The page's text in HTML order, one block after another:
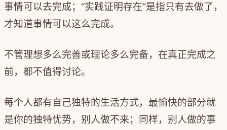
事情可以去完成；“实践证明存在”是指只有去做了，
才知道事情可以这么完成。
不管理想多么完善或理论多么完备，在真正完成之
前，都不值得讨论。
每个人都有自己独特的生活方式，最愉快的部分就
是你的独特优势，别人做不来；同样，别人做的事